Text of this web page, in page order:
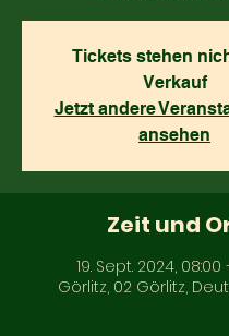
Tickets stehen
Verkauf
Jetzt andere
ansehen
Zeit und
19. Sept. 2024, 08:00
Görlitz, 02 Görlitz,